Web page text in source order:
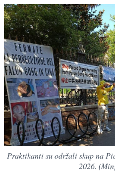
Praktikanti su održali skup na
2026.